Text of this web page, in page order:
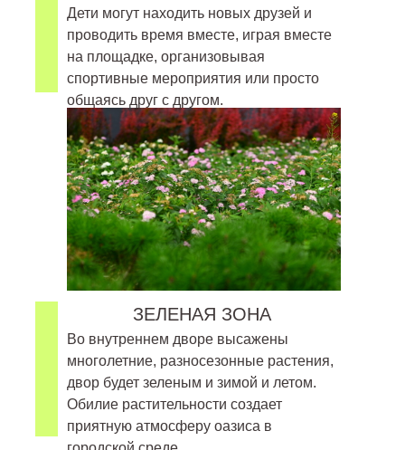
Дети могут находить новых друзей и
проводить время вместе, играя вместе
на площадке, организовывая
спортивные мероприятия или просто
общаясь друг с другом.
ЗЕЛЕНАЯ ЗОНА
Во внутреннем дворе высажены
многолетние, разносезонные растения,
двор будет зеленым и зимой и летом.
Обилие растительности создает
приятную атмосферу оазиса в